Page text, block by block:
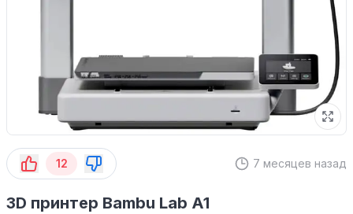
12 7 месяцев назад
3D принтер Bambu Lab A1